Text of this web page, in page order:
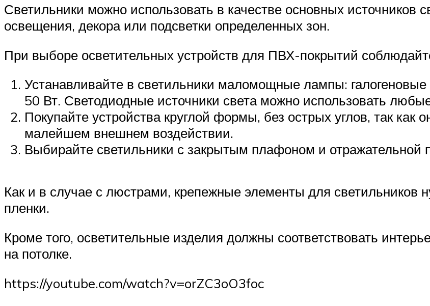
Светильники можно использовать в качестве основных источников
освещения, декора или подсветки определенных зон.
При выборе осветительных устройств для ПВХ-покрытий
Устанавливайте в светильники маломощные лампы:
50 Вт. Светодиодные источники света можно использовать
Покупайте устройства круглой формы, без острых углов, так как
малейшем внешнем воздействии.
Выбирайте светильники с закрытым плафоном и отражательной
Как и в случае с люстрами, крепежные элементы для светильников
пленки.
Кроме того, осветительные изделия должны соответствовать
на потолке.
https://youtube.com/watch?v=orZC3oO3foc